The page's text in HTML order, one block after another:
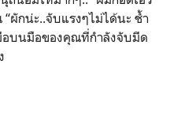
ผักน่ะ..จับแรงๆไม่ได้นะ ช้ำ
บนมือของคุณที่กำลังจับมีด